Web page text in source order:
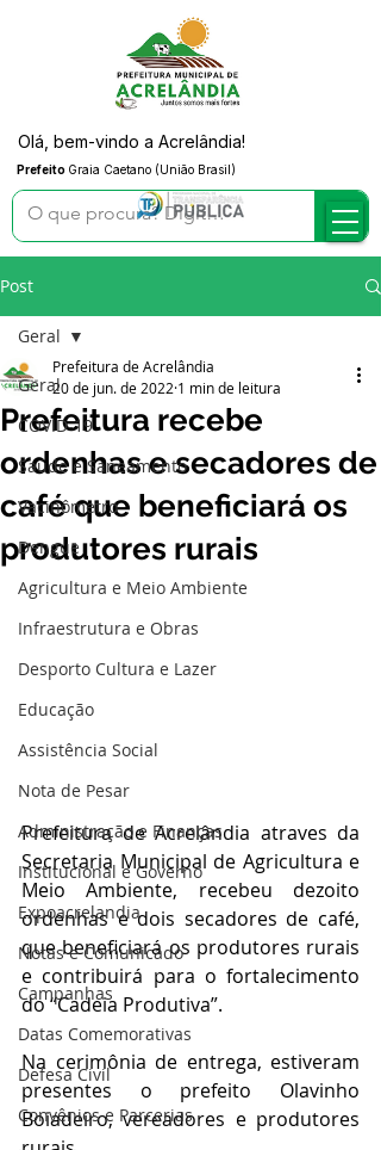
Prefeito Graia Caetano (União Brasil)
Olá, bem-vindo a Acrelândia!
Post
Geral
COVID-19
Saúde e Saneamento
Vacinômetro
Dengue
Agricultura e Meio Ambiente
Infraestrutura e Obras
Desporto Cultura e Lazer
Educação
Assistência Social
Nota de Pesar
Administração e Finanças
Institucional e Governo
Expoacrelandia
Notas e Comunicado
Campanhas
Datas Comemorativas
Defesa Civil
Convênios e Parcerias
Geral
Prefeitura recebe
ordenhas e secadores de
café que beneficiará os
produtores rurais
Prefeitura de Acrelândia
20 de jun. de 2022 1 min de leitura
Prefeitura de Acrelândia atraves da
Secretaria Municipal de Agricultura e
Meio Ambiente, recebeu dezoito
ordenhas e dois secadores de café,
que beneficiará os produtores rurais
e contribuirá para o fortalecimento
do “Cadeia Produtiva”.
Na cerimônia de entrega, estiveram
presentes o prefeito Olavinho
Boiadeiro, vereadores e produtores